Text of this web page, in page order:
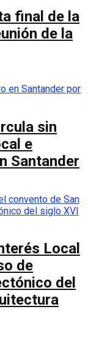
final de la
de la
sin
e
Santander
Local
de
del